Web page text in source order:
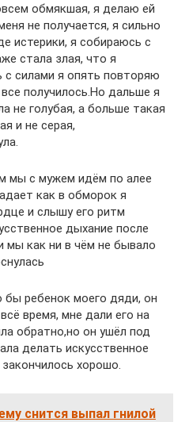
обмякшая, я делаю ей
не получается, я сильно
истерики, я собираюсь с
стала злая, что я
с силами я опять повторяю
получилось.Но дальше я
не голубая, а больше такая
и не серая,
мы с мужем идём по алее
как в обморок я
и слышу его ритм
дыхание после
мы как ни в чём не бывало
ребенок моего дяди, он
время, мне дали его на
обратно,но он ушёл под
делать искусственное
хорошо.
снится выпал гнилой